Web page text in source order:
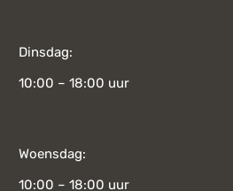
Dinsdag:
10:00 – 18:00 uur
Woensdag:
10:00 – 18:00 uur